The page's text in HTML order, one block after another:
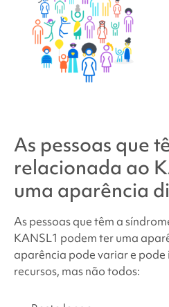
As pessoas que
relacionada ao
uma aparência
As pessoas que têm a
KANSL1 podem ter uma
aparência pode variar e pode
recursos, mas não todos: